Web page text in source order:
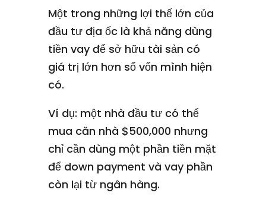
Một trong những lợi thế lớn của
đầu tư địa ốc là khả năng dùng
tiền vay để sở hữu tài sản có
giá trị lớn hơn số vốn mình hiện
có.
Ví dụ: một nhà đầu tư có thể
mua căn nhà $500,000 nhưng
chỉ cần dùng một phần tiền mặt
để down payment và vay phần
còn lại từ ngân hàng.